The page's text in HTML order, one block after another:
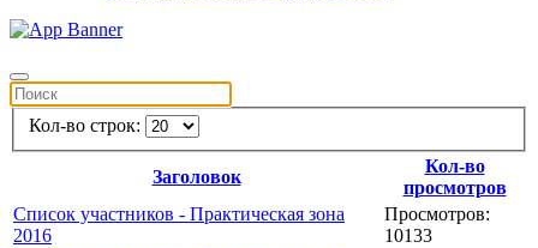
Кол-во строк:
Заголовок
Кол-во
просмотров
Список участников - Практическая зона
2016
Просмотров:
10133